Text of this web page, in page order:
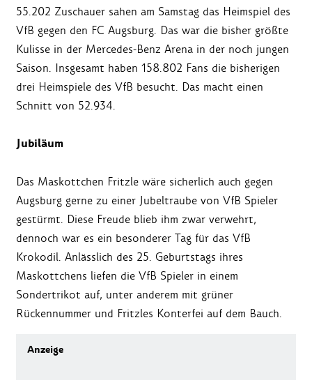
55.202 Zuschauer sahen am Samstag das Heimspiel des
VfB gegen den FC Augsburg. Das war die bisher größte
Kulisse in der Mercedes-Benz Arena in der noch jungen
Saison. Insgesamt haben 158.802 Fans die bisherigen
drei Heimspiele des VfB besucht. Das macht einen
Schnitt von 52.934.
Jubiläum
Das Maskottchen Fritzle wäre sicherlich auch gegen
Augsburg gerne zu einer Jubeltraube von VfB Spieler
gestürmt. Diese Freude blieb ihm zwar verwehrt,
dennoch war es ein besonderer Tag für das VfB
Krokodil. Anlässlich des 25. Geburtstags ihres
Maskottchens liefen die VfB Spieler in einem
Sondertrikot auf, unter anderem mit grüner
Rückennummer und Fritzles Konterfei auf dem Bauch.